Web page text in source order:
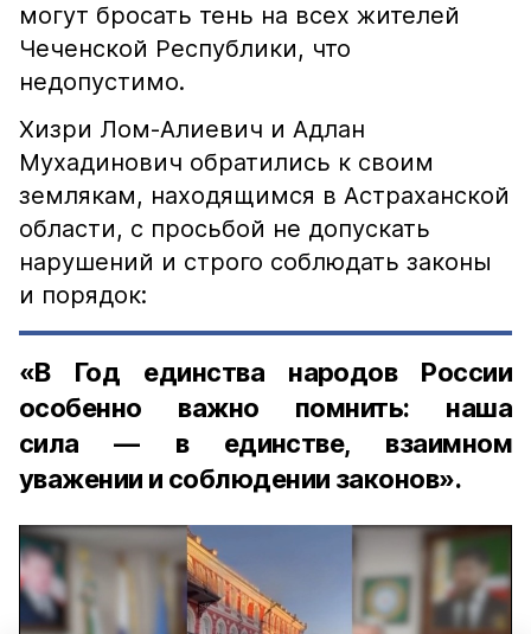
могут бросать тень на всех жителей
Чеченской Республики, что
недопустимо.
Хизри Лом-Алиевич и Адлан
Мухадинович обратились к своим
землякам, находящимся в Астраханской
области, с просьбой не допускать
нарушений и строго соблюдать законы
и порядок:
«В Год единства народов России
особенно важно помнить: наша
сила — в единстве, взаимном
уважении и соблюдении законов».